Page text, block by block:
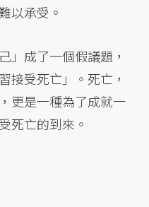
以承受。
」成了一個假議題，
接受死亡」。死亡，
更是一種為了成就一
死亡的到來。